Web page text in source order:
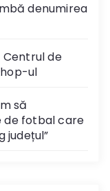
denumirea
Centrul de
ul
să
de fotbal care
județul”